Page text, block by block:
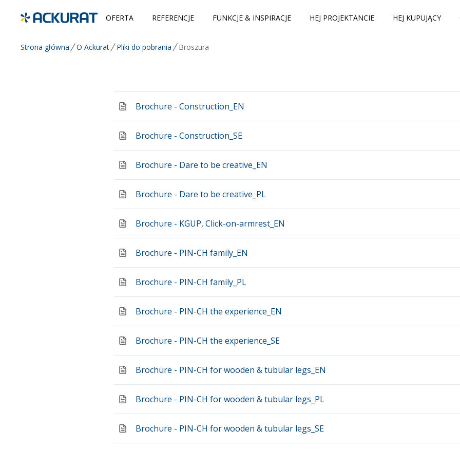
OFERTA REFERENCJE FUNKCJE & INSPIRACJE HEJ PROJEKTANCIE HEJ KUPUJĄCY
Strona główna O Ackurat Pliki do pobrania Broszura
Brochure - Construction_EN
Brochure - Construction_SE
Brochure - Dare to be creative_EN
Brochure - Dare to be creative_PL
Brochure - KGUP, Click-on-armrest_EN
Brochure - PIN-CH family_EN
Brochure - PIN-CH family_PL
Brochure - PIN-CH the experience_EN
Brochure - PIN-CH the experience_SE
Brochure - PIN-CH for wooden & tubular legs_EN
Brochure - PIN-CH for wooden & tubular legs_PL
Brochure - PIN-CH for wooden & tubular legs_SE